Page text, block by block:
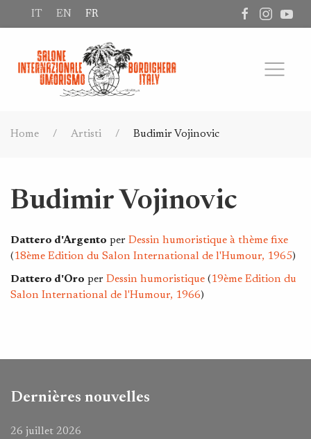
IT EN FR
Home Artisti Budimir Vojinovic
Budimir Vojinovic
Dattero d'Argento per Dessin humoristique à thème fixe
(18ème Edition du Salon International de l'Humour, 1965)
Dattero d'Oro per Dessin humoristique (19ème Edition du
Salon International de l'Humour, 1966)
Dernières nouvelles
26 juillet 2026